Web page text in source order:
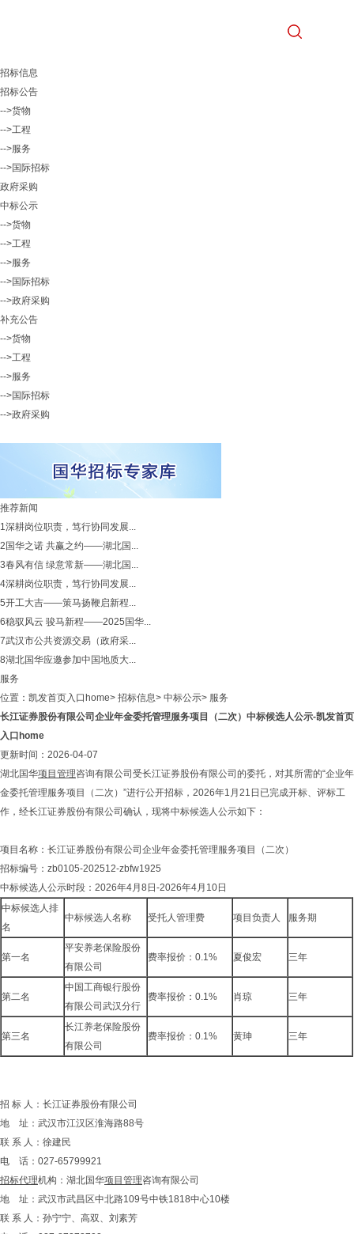
招标信息
招标公告
-->货物
-->工程
-->服务
-->国际招标
政府采购
中标公示
-->货物
-->工程
-->服务
-->国际招标
-->政府采购
补充公告
-->货物
-->工程
-->服务
-->国际招标
-->政府采购
推荐新闻
1深耕岗位职责，笃行协同发展...
2 国华之诺 共赢之约——湖北国...
3春风有信 绿意常新——湖北国...
4深耕岗位职责，笃行协同发展...
5开工大吉——策马扬鞭启新程...
6稳驭风云 骏马新程——2025国华...
7武汉市公共资源交易（政府采...
8湖北国华应邀参加中国地质大...
服务
位置： 凯发首页入口home> 招标信息> 中标公示> 服务
长江证券股份有限公司企业年金委托管理服务项目（二次）中标候选人公示-凯发首页
入口home
更新时间：2026-04-07
湖北国华项目管理咨询有限公司受长江证券股份有限公司的委托，对其所需的“企业年
金委托管理服务项目（二次）”进行公开招标，2026年1月21日已完成开标、评标工
作，经长江证券股份有限公司确认，现将中标候选人公示如下：
项目名称：长江证券股份有限公司企业年金委托管理服务项目（二次）
招标编号：zb0105-202512-zbfw1925
中标候选人公示时段：2026年4月8日-2026年4月10日
中标候选人排
名
中标候选人名称 受托人管理费 项目负责人 服务期
第一名
平安养老保险股份
有限公司
费率报价：0.1% 夏俊宏 三年
第二名
中国工商银行股份
有限公司武汉分行
费率报价：0.1% 肖琼 三年
第三名
长江养老保险股份
有限公司
费率报价：0.1% 黄珅 三年
招 标 人：长江证券股份有限公司
地 址：武汉市江汉区淮海路88号
联 系 人：徐建民
电 话：027-65799921
招标代理机构：湖北国华项目管理咨询有限公司
地 址：武汉市武昌区中北路109号中铁1818中心10楼
联 系 人：孙宁宁、高双、刘素芳